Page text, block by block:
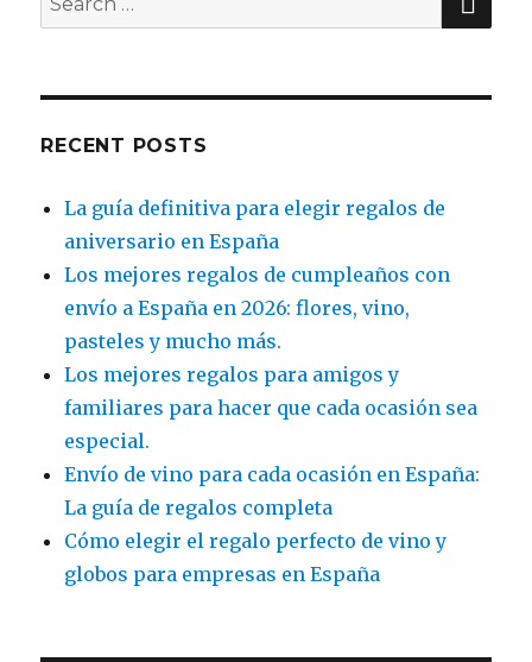
for:
RECENT POSTS
La guía definitiva para elegir regalos de
aniversario en España
Los mejores regalos de cumpleaños con
envío a España en 2026: flores, vino,
pasteles y mucho más.
Los mejores regalos para amigos y
familiares para hacer que cada ocasión sea
especial.
Envío de vino para cada ocasión en España:
La guía de regalos completa
Cómo elegir el regalo perfecto de vino y
globos para empresas en España